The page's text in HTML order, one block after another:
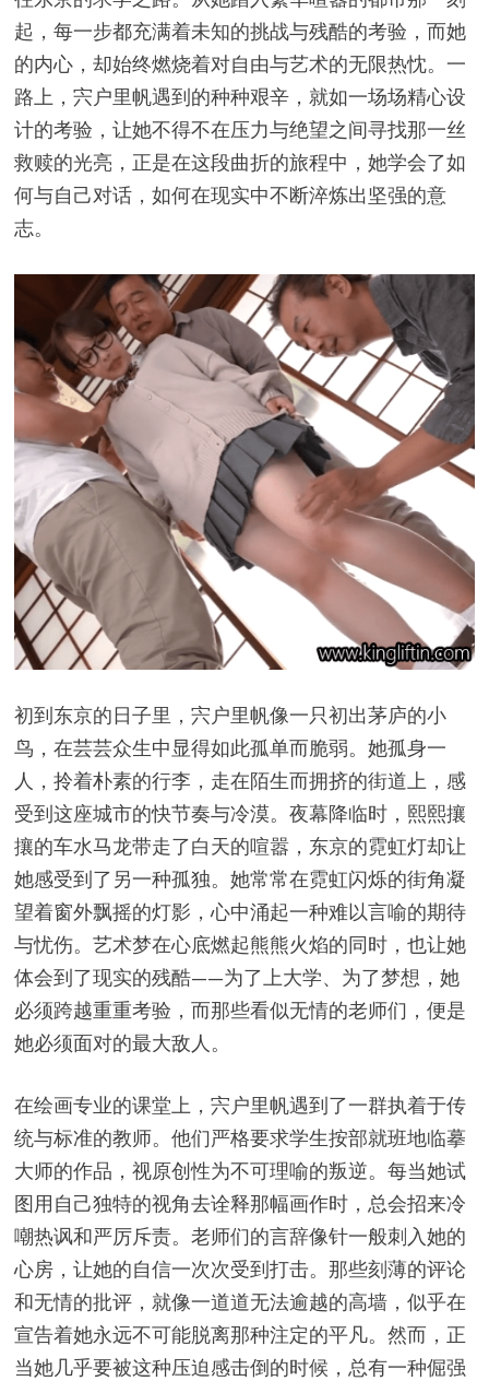
起，每一步都充满着未知的挑战与残酷的考验，而她
的内心，却始终燃烧着对自由与艺术的无限热忱。一
路上，宍户里帆遇到的种种艰辛，就如一场场精心设
计的考验，让她不得不在压力与绝望之间寻找那一丝
救赎的光亮，正是在这段曲折的旅程中，她学会了如
何与自己对话，如何在现实中不断淬炼出坚强的意
志。
初到东京的日子里，宍户里帆像一只初出茅庐的小
鸟，在芸芸众生中显得如此孤单而脆弱。她孤身一
人，拎着朴素的行李，走在陌生而拥挤的街道上，感
受到这座城市的快节奏与冷漠。夜幕降临时，熙熙攘
攘的车水马龙带走了白天的喧嚣，东京的霓虹灯却让
她感受到了另一种孤独。她常常在霓虹闪烁的街角凝
望着窗外飘摇的灯影，心中涌起一种难以言喻的期待
与忧伤。艺术梦在心底燃起熊熊火焰的同时，也让她
体会到了现实的残酷——为了上大学、为了梦想，她
必须跨越重重考验，而那些看似无情的老师们，便是
她必须面对的最大敌人。
在绘画专业的课堂上，宍户里帆遇到了一群执着于传
统与标准的教师。他们严格要求学生按部就班地临摹
大师的作品，视原创性为不可理喻的叛逆。每当她试
图用自己独特的视角去诠释那幅画作时，总会招来冷
嘲热讽和严厉斥责。老师们的言辞像针一般刺入她的
心房，让她的自信一次次受到打击。那些刻薄的评论
和无情的批评，就像一道道无法逾越的高墙，似乎在
宣告着她永远不可能脱离那种注定的平凡。然而，正
当她几乎要被这种压迫感击倒的时候，总有一种倔强